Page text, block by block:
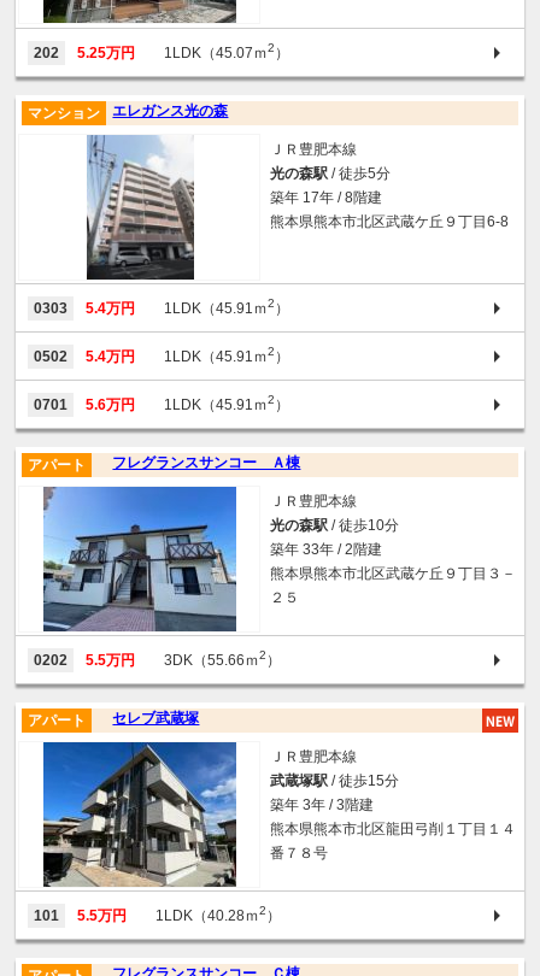
202 5.25万円 1LDK（45.07ｍ2 ）
エレガンス光の森
マンション
ＪＲ豊肥本線
光の森駅 / 徒歩5分
築年 17年 / 8階建
熊本県熊本市北区武蔵ケ丘９丁目6-8
0303 5.4万円 1LDK（45.91ｍ2 ）
0502 5.4万円 1LDK（45.91ｍ2 ）
0701 5.6万円 1LDK（45.91ｍ2 ）
フレグランスサンコー Ａ棟
アパート
ＪＲ豊肥本線
光の森駅 / 徒歩10分
築年 33年 / 2階建
熊本県熊本市北区武蔵ケ丘９丁目３－
２５
0202 5.5万円 3DK（55.66ｍ2 ）
セレブ武蔵塚
アパート
ＪＲ豊肥本線
武蔵塚駅 / 徒歩15分
築年 3年 / 3階建
熊本県熊本市北区龍田弓削１丁目１４
番７８号
101 5.5万円 1LDK（40.28ｍ2 ）